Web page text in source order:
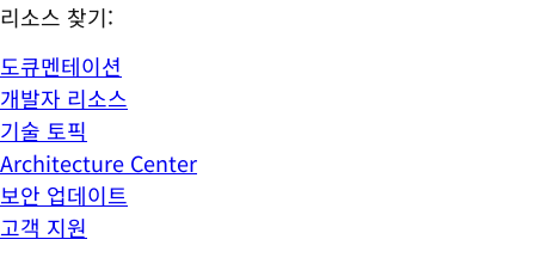
리소스 찾기:
도큐멘테이션
개발자 리소스
기술 토픽
Architecture Center
보안 업데이트
고객 지원